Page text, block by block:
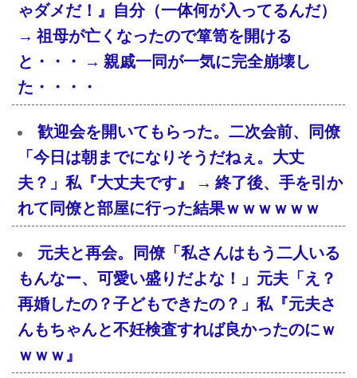
ゃダメだ！』自分（一体何が入ってるんだ）
→ 祖母が亡くなったので箪笥を開ける
と・・・ → 親戚一同が一気に完全崩壊し
た・・・・
歓迎会を開いてもらった。二次会前、同僚
「今日は朝までになりそうだねぇ。大丈
夫？」私『大丈夫です』 → 終了後、手を引か
れて同僚と部屋に行った結果ｗｗｗｗｗｗ
元夫と再会。同僚「私さんはもう二人いる
もんなー、可愛い盛りだよな！」元夫「え？
再婚したの？子どもできたの？」私『元夫さ
んもちゃんと不妊検査すれば良かったのにｗ
ｗｗｗ』